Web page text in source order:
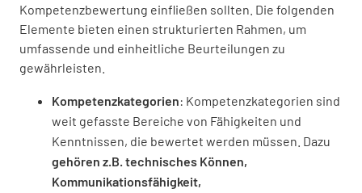
Kompetenzbewertung einfließen sollten. Die folgenden
Elemente bieten einen strukturierten Rahmen, um
umfassende und einheitliche Beurteilungen zu
gewährleisten.
Kompetenzkategorien: Kompetenzkategorien sind
weit gefasste Bereiche von Fähigkeiten und
Kenntnissen, die bewertet werden müssen. Dazu
gehören z.B. technisches Können,
Kommunikationsfähigkeit,